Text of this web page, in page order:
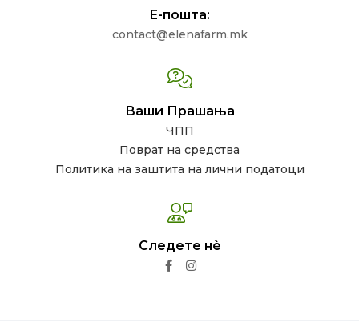
Е-пошта:
contact@elenafarm.mk
Ваши Прашања
ЧПП
Поврат на средства
Политика на заштита на лични податоци
Следете нѐ